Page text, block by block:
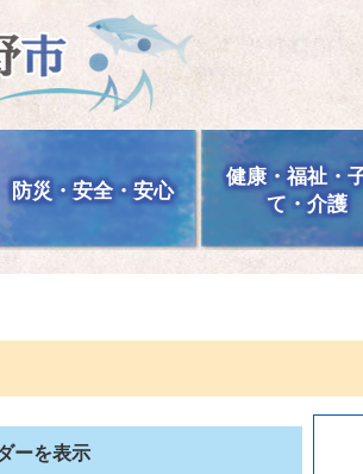
防災・安全・安心
健康・福祉・
て・介護
ーを表示